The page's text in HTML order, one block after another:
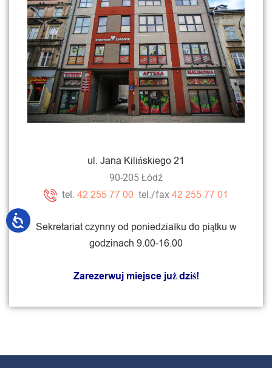
ul. Jana Kilińskiego 21
90-205 Łódź
tel. 42 255 77 00 tel./fax 42 255 77 01
Sekretariat czynny od poniedziałku do piątku w
godzinach 9.00-16.00
Zarezerwuj miejsce już dziś!